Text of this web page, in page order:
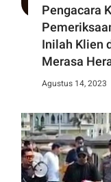
Pengacara
Inilah Klien
Merasa
Agustus 14, 2023